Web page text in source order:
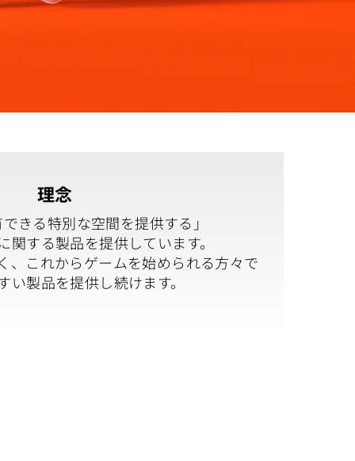
理念
きる特別な空間を提供する」
関する製品を提供しています。
、これからゲームを始められる方々で
い製品を提供し続けます。